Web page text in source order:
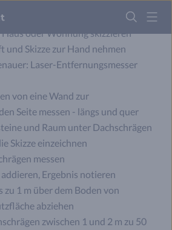
oder Wohnung skizzieren
und Skizze zur Hand nehmen
Laser-Entfernungsmesser
von eine Wand zur
Seite messen - längs und quer
und Raum unter Dachschrägen
Skizze einzeichnen
messen
Ergebnis notieren
zu 1 m über dem Boden von
abziehen
zwischen 1 und 2 m zu 50